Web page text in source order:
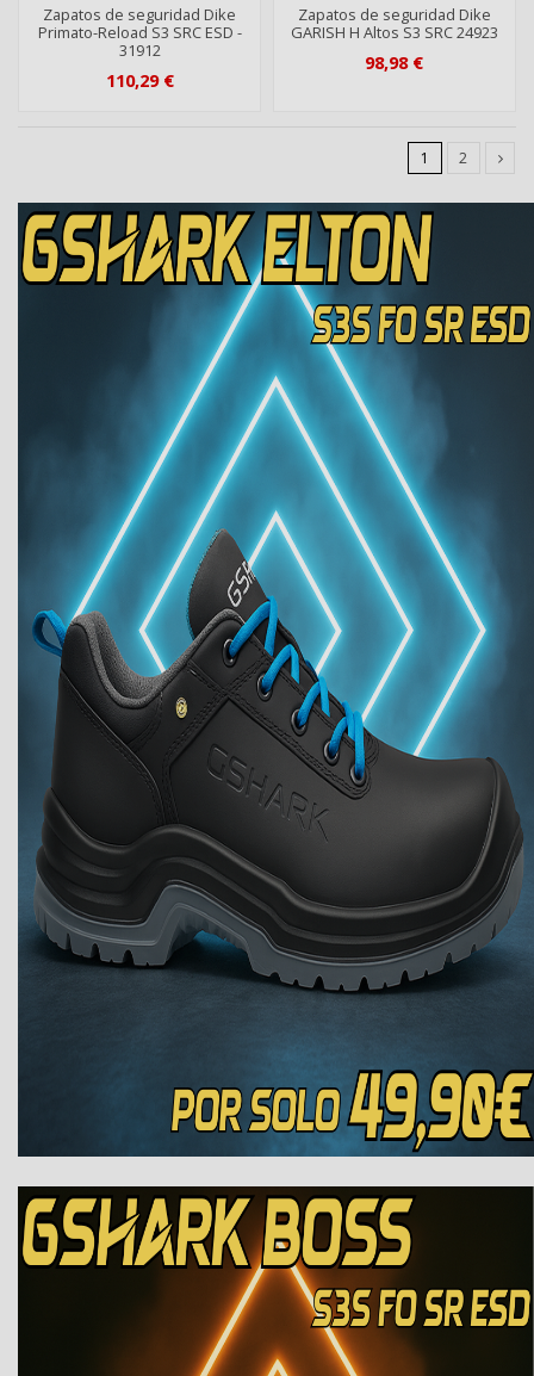
Zapatos de seguridad Dike
Primato-Reload S3 SRC ESD -
31912
110,29 €
Zapatos de seguridad Dike
GARISH H Altos S3 SRC 24923
98,98 €
1 2